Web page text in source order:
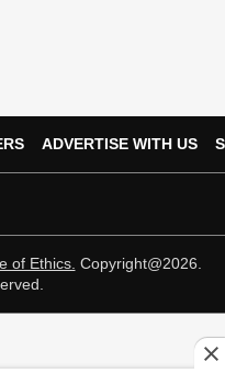
ADVERTISE WITH US
of Ethics. Copyright@2026.